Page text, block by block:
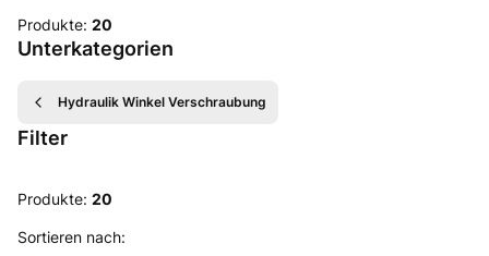
Produkte: 20
Unterkategorien
Hydraulik Winkel Verschraubung
Filter
Ende der Filter
Produkte: 20
Produktliste
Sortieren nach: